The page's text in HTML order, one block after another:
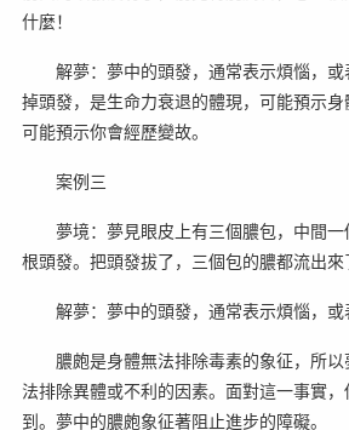
什麼！
解夢：夢中的頭發，通常表示煩惱，或
掉頭發，是生命力衰退的體現，可能預示
可能預示你會經歷變故。
案例三
夢境：夢見眼皮上有三個膿包，中間一
根頭發。把頭發拔了，三個包的膿都流出來
解夢：夢中的頭發，通常表示煩惱，或
膿皰是身體無法排除毒素的象征，所以
法排除異體或不利的因素。面對這一事實
到。夢中的膿皰象征著阻止進步的障礙。